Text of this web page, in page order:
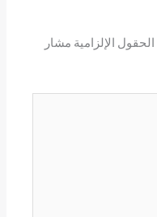
الحقول الإلزامية مشار